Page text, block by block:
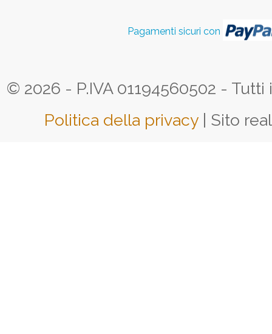
Pagamenti sicuri con
© 2026 - P.IVA 01194560502 -
Politica della privacy | Sito